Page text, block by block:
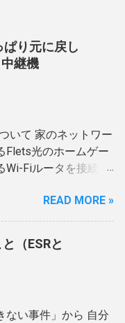
り元に戻し
継機
いて 家のネットワー
Flets光のホームゲー
Wi-Fiルータを接続
のSSIDは長らく分け
、そうすると居間と
来する際に、持ち
Fiを接続し直さない
。 SSIDを親機と中
定ににすると、親機
READ MORE »
（ESRと
ない事件」から 自分